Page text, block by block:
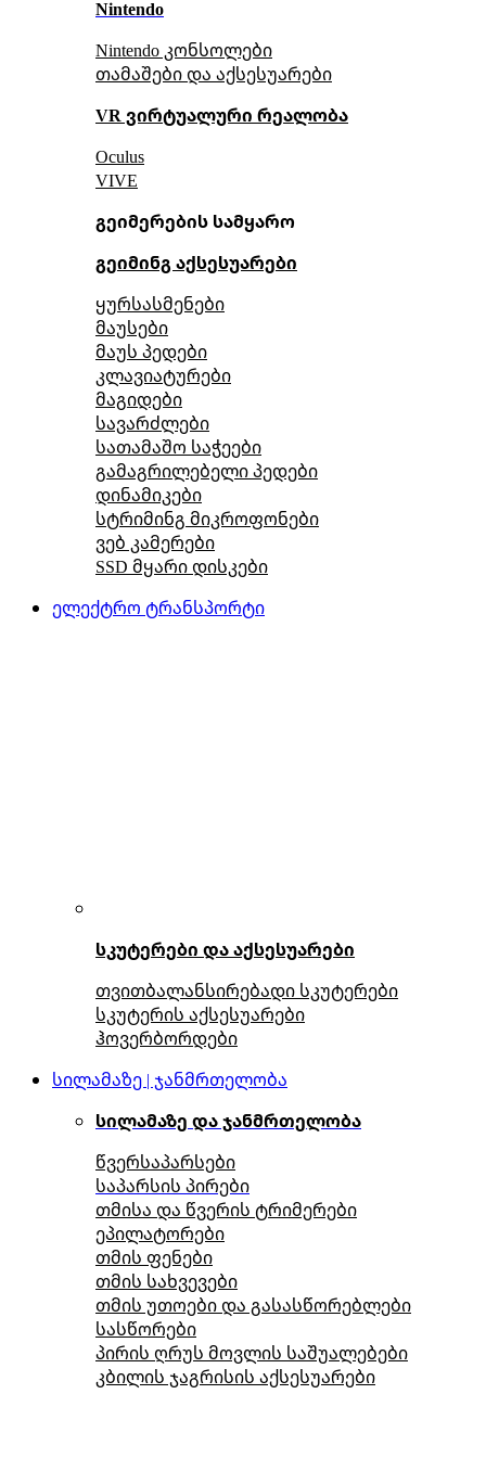
Nintendo
Nintendo კონსოლები
თამაშები და აქსესუარები
VR ვირტუალური რეალობა
Oculus
VIVE
გეიმერების სამყარო
გეიმინგ აქსესუარები
ყურსასმენები
მაუსები
მაუს პედები
კლავიატურები
მაგიდები
სავარძლები
სათამაშო საჭეები
გამაგრილებელი პედები
დინამიკები
სტრიმინგ მიკროფონები
ვებ კამერები
SSD მყარი დისკები
ელექტრო ტრანსპორტი
სკუტერები და აქსესუარები
თვითბალანსირებადი სკუტერები
სკუტერის აქსესუარები
ჰოვერბორდები
სილამაზე | ჯანმრთელობა
სილამაზე და ჯანმრთელობა
წვერსაპარსები
საპარსის პირები
თმისა და წვერის ტრიმერები
ეპილატორები
თმის ფენები
თმის სახვევები
თმის უთოები და გასასწორებლები
სასწორები
პირის ღრუს მოვლის საშუალებები
კბილის ჯაგრისის აქსესუარები